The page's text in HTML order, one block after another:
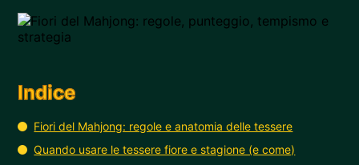
Indice
Fiori del Mahjong: regole e anatomia delle tessere
Quando usare le tessere fiore e stagione (e come)